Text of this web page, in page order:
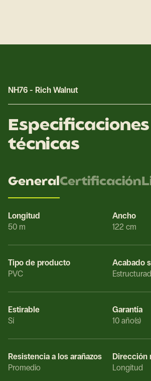
NH76 - Rich Walnut
Especificaciones
técnicas
GeneralCertificación
Longitud
50 m
Ancho
122 cm
Tipo de producto
PVC
Acabado
Estirable
Sí
Garantía
10 año(s)
Resistencia a los arañazos
Promedio
Dirección
Longitud